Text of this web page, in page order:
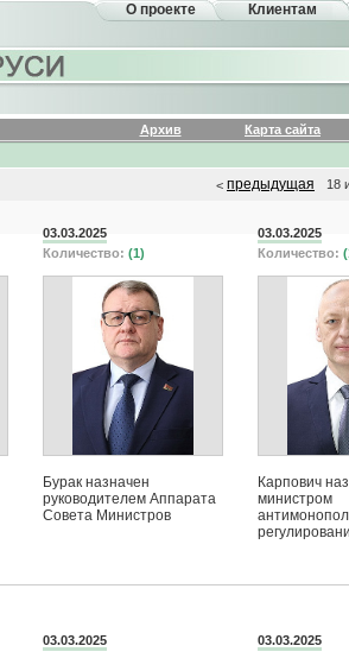
О проекте Клиентам
Архив Карта сайта
< предыдущая 18
03.03.2025
Количество: (1)
Бурак назначен
руководителем Аппарата
Совета Министров
03.03.2025
Количество:
Карпович
министром
03.03.2025
03.03.2025